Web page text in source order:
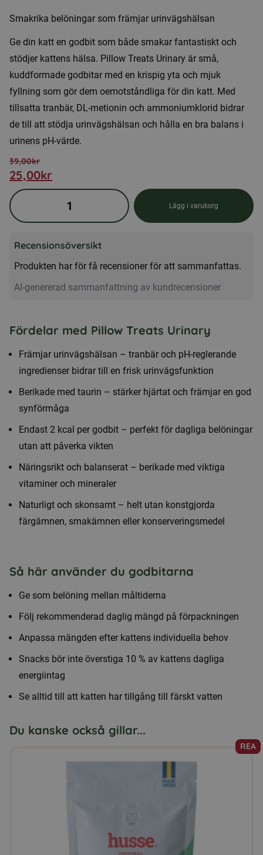
Smakrika belöningar som främjar urinvägshälsan
Ge din katt en godbit som både smakar fantastiskt och
stödjer kattens hälsa. Pillow Treats Urinary är små,
kuddformade godbitar med en krispig yta och mjuk
fyllning som gör dem oemotståndliga för din katt. Med
tillsatta tranbär, DL-metionin och ammoniumklorid bidrar
de till att stödja urinvägshälsan och hålla en bra balans i
urinens pH-värde.
39,00kr
Det
ursprungliga
priset
39,00kr.
25,00kr
Det
nuvarande
priset
25,00kr.
Pillow
Treats
–
Funktionella
mängd
Lägg i varukorg
Recensionsöversikt
Produkten har för få recensioner för att sammanfattas.
AI-genererad sammanfattning av kundrecensioner
Fördelar med Pillow Treats Urinary
Främjar urinvägshälsan – tranbär och pH-reglerande
ingredienser bidrar till en frisk urinvägsfunktion
Berikade med taurin – stärker hjärtat och främjar en god
synförmåga
Endast 2 kcal per godbit – perfekt för dagliga belöningar
utan att påverka vikten
Näringsrikt och balanserat – berikade med viktiga
vitaminer och mineraler
Naturligt och skonsamt – helt utan konstgjorda
färgämnen, smakämnen eller konserveringsmedel
Så här använder du godbitarna
Ge som belöning mellan måltiderna
Följ rekommenderad daglig mängd på förpackningen
Anpassa mängden efter kattens individuella behov
Snacks bör inte överstiga 10 % av kattens dagliga
energiintag
Se alltid till att katten har tillgång till färskt vatten
Du kanske också gillar...
REA